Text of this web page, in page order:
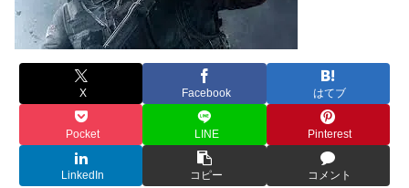
X Facebook はてブ
Pocket LINE Pinterest
LinkedIn コピー コメント